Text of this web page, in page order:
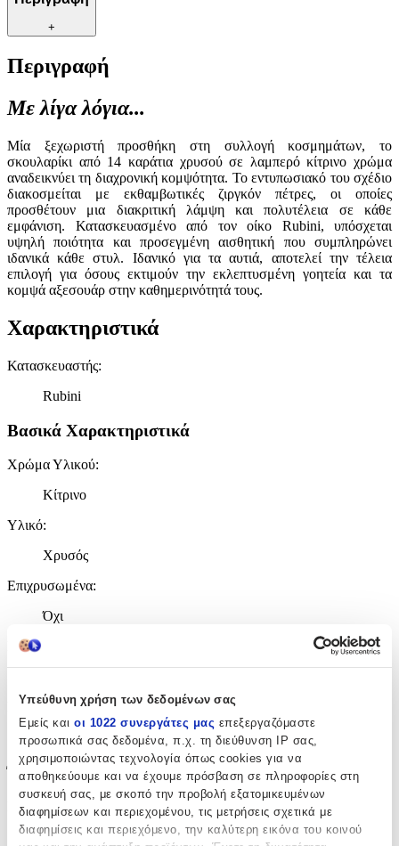
Υπεύθυνη χρήση των δεδομένων σας
Εμείς και οι 1022 συνεργάτες μας επεξεργαζόμαστε
προσωπικά σας δεδομένα, π.χ. τη διεύθυνση IP σας,
χρησιμοποιώντας τεχνολογία όπως cookies για να
αποθηκεύουμε και να έχουμε πρόσβαση σε πληροφορίες στη
συσκευή σας, με σκοπό την προβολή εξατομικευμένων
διαφημίσεων και περιεχομένου, τις μετρήσεις σχετικά με
διαφημίσεις και περιεχόμενο, την καλύτερη εικόνα του κοινού
+
Περιγραφή
Με λίγα λόγια...
Μία ξεχωριστή προσθήκη στη συλλογή κοσμημάτων, το
σκουλαρίκι από 14 καράτια χρυσού σε λαμπερό κίτρινο χρώμα
αναδεικνύει τη διαχρονική κομψότητα. Το εντυπωσιακό του σχέδιο
διακοσμείται με εκθαμβωτικές ζιργκόν πέτρες, οι οποίες
προσθέτουν μια διακριτική λάμψη και πολυτέλεια σε κάθε
εμφάνιση. Κατασκευασμένο από τον οίκο Rubini, υπόσχεται
υψηλή ποιότητα και προσεγμένη αισθητική που συμπληρώνει
ιδανικά κάθε στυλ. Ιδανικό για τα αυτιά, αποτελεί την τέλεια
επιλογή για όσους εκτιμούν την εκλεπτυσμένη γοητεία και τα
κομψά αξεσουάρ στην καθημερινότητά τους.
Χαρακτηριστικά
Κατασκευαστής:
Rubini
Βασικά Χαρακτηριστικά
Χρώμα Υλικού:
Κίτρινο
Υλικό:
Χρυσός
Επιχρυσωμένα:
Όχι
Περιοχή
Σετ :
Όχι
Έξτρα Χαρακτηριστικά
Piercing:
Όχι